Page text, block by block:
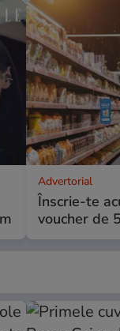
Advertorial
Înscrie-te
voucher de